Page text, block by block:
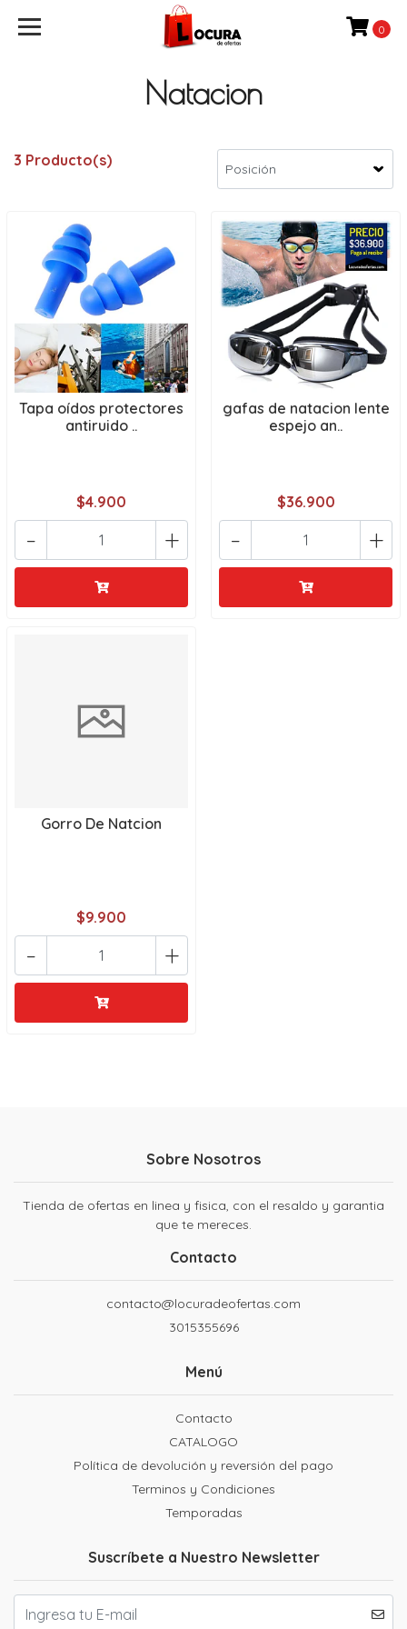
0
Natacion
3 Producto(s)
Tapa oídos protectores
antiruido ..
$4.900
+
-
gafas de natacion lente
espejo an..
$36.900
+
-
Gorro De Natcion
$9.900
+
-
Sobre Nosotros
Tienda de ofertas en linea y fisica, con el resaldo y garantia
que te mereces.
Contacto
contacto@locuradeofertas.com
3015355696
Menú
Contacto
CATALOGO
Política de devolución y reversión del pago
Terminos y Condiciones
Temporadas
Suscríbete a Nuestro Newsletter